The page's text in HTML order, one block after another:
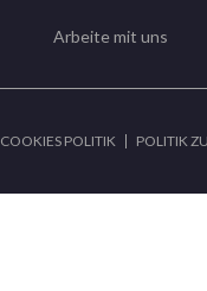
Arbeite mit uns
COOKIES POLITIK POLITIK